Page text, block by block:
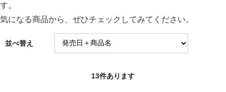
す。
気になる商品から、ぜひチェックしてみてください。
並べ替え
13件あります